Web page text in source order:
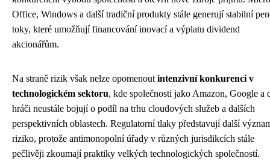
Office, Windows a další tradiční produkty stále generují stabilní
toky, které umožňují financování inovací a výplatu dividend
akcionářům.
Na straně rizik však nelze opomenout intenzivní konkurenci v
technologickém sektoru, kde společnosti jako Amazon, Google a
hráči neustále bojují o podíl na trhu cloudových služeb a dalších
perspektivních oblastech. Regulatorní tlaky představují další
riziko, protože antimonopolní úřady v různých jurisdikcích stále
pečlivěji zkoumají praktiky velkých technologických společností.